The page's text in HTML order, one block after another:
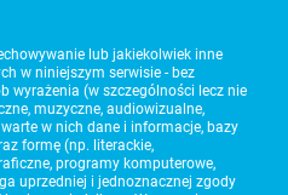
lub jakiekolwiek inne
w niniejszym serwisie - bez
wyrażenia (w szczególności lecz nie
muzyczne, audiowizualne,
w nich dane i informacje, bazy
formę (np. literackie,
programy komputerowe,
uprzedniej i jednoznacznej zgody